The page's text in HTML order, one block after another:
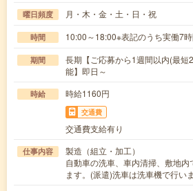
曜日頻度 月・木・金・土・日・祝
時間 10:00～18:00※表記のうち実働7時
期間
長期【ご応募から1週間以内(最
能】即日～
時給 時給1160円
交通費
交通費支給有り
仕事内容
製造（組立・加工）
自動車の洗車、車内清掃、敷地
ます。(派遣)洗車は洗車機で行い